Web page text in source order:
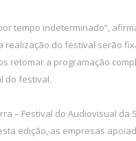
tempo indeterminado”,
do festival serão
retomar a programação
do festival.
– Festival do Audiovisual
edição, as empresas